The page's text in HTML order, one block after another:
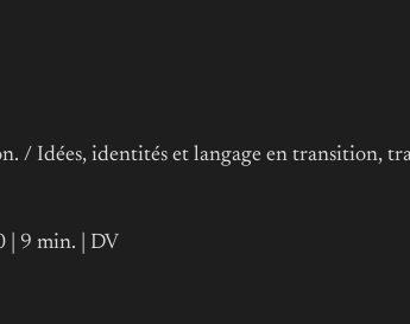
/ Idées, identités et langage en transition,
| 9 min. | DV